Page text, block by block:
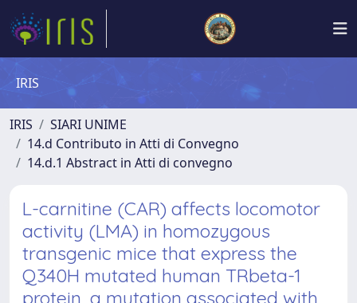
IRIS
IRIS
SIARI UNIME
14.d Contributo in Atti di Convegno
14.d.1 Abstract in Atti di convegno
L-carnitine (CAR) affects locomotor
activity (LMA) in homozygous
transgenic mice that express the
Q340H mutated human TRbeta-1
protein, a mutation associated with